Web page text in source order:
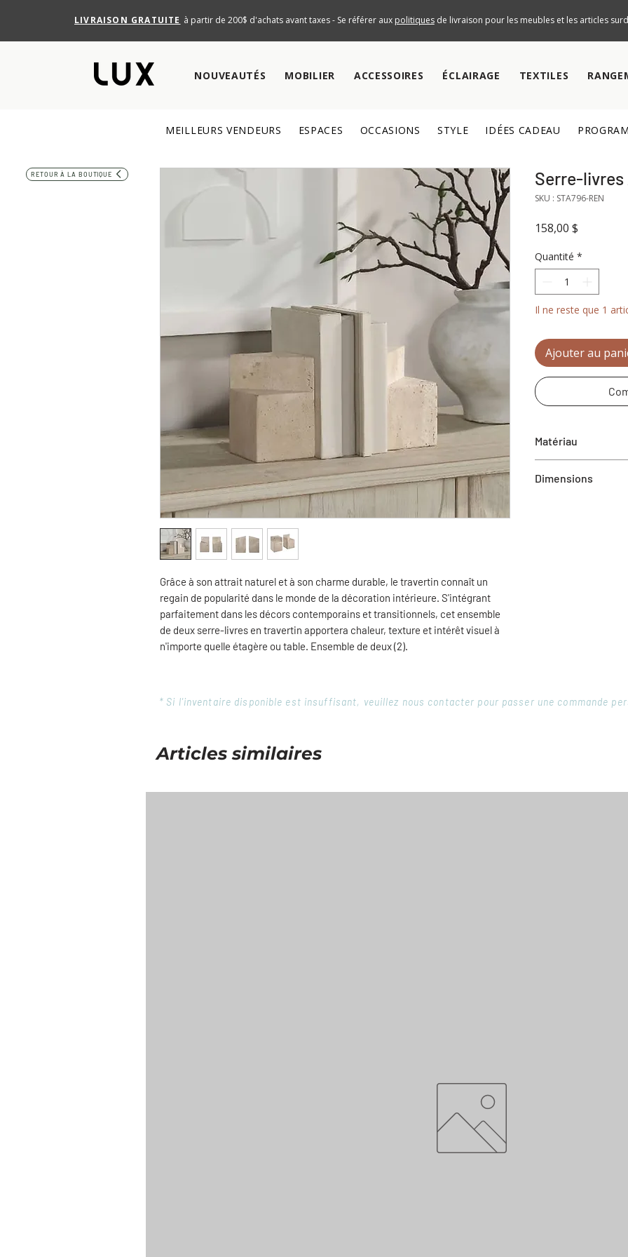
LIVRAISON GRATUITE à partir de 200$ d'achats avant taxes - Se référer aux politiquesde livraison pour les meubles et les articles
NOUVEAUTÉS MOBILIER ACCESSOIRES ÉCLAIRAGE TEXTILES
MEILLEURS VENDEURS ESPACES OCCASIONS STYLE IDÉES CADEAU
RETOUR À LA BOUTIQUE
Grâce à son attrait naturel et à son charme durable, le travertin connaît un
regain de popularité dans le monde de la décoration intérieure. S'intégrant
parfaitement dans les décors contemporains et transitionnels, cet ensemble
de deux serre-livres en travertin apportera chaleur, texture et intérêt visuel à
n'importe quelle étagère ou table. Ensemble de deux (2).
Serre-
SKU : STA796-REN
158,00 $
Quantité *
Il ne reste que 1
Ajouter au
Matériau
Dimensions
* Si l'inventaire disponible est insuffisant, veuillez nous contacter pour passer une commande
Articles similaires